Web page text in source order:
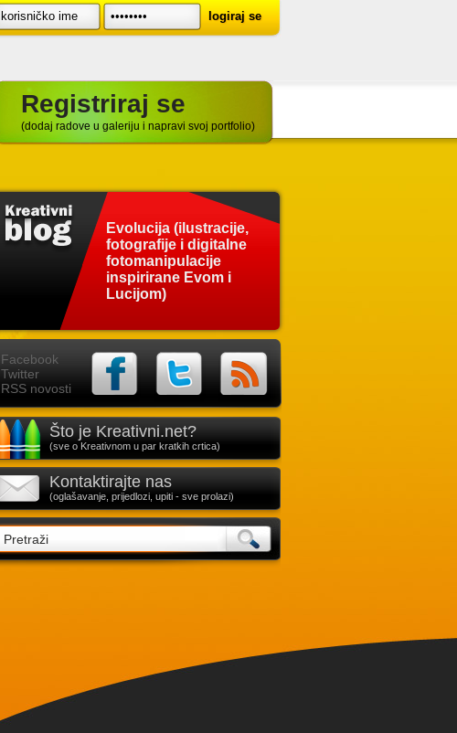
Registriraj se
(dodaj radove u galeriju i napravi svoj portfolio)
Evolucija (ilustracije,
fotografije i digitalne
fotomanipulacije
inspirirane Evom i
Lucijom)
Facebook
Twitter
RSS novosti
Što je Kreativni.net?
(sve o Kreativnom u par kratkih crtica)
Kontaktirajte nas
(oglašavanje, prijedlozi, upiti - sve prolazi)